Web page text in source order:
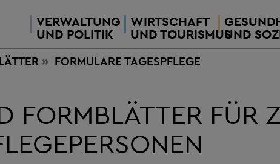
VERWALTUNG
UND POLITIK
WIRTSCHAFT
UND TOURISMUSUND
FORMULARE TAGESPFLEGE
FORMBLÄTTER FÜR